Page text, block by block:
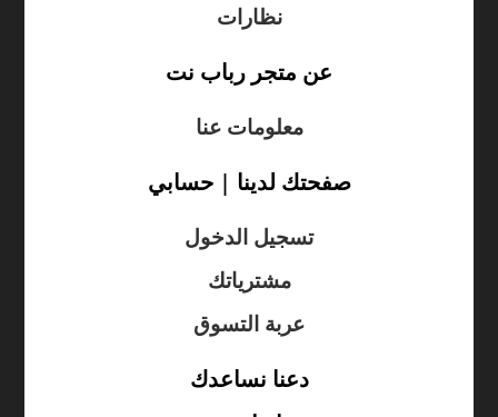
نظارات
عن متجر رباب نت
معلومات عنا
صفحتك لدينا | حسابي
تسجيل الدخول
مشترياتك
عربة التسوق
دعنا نساعدك